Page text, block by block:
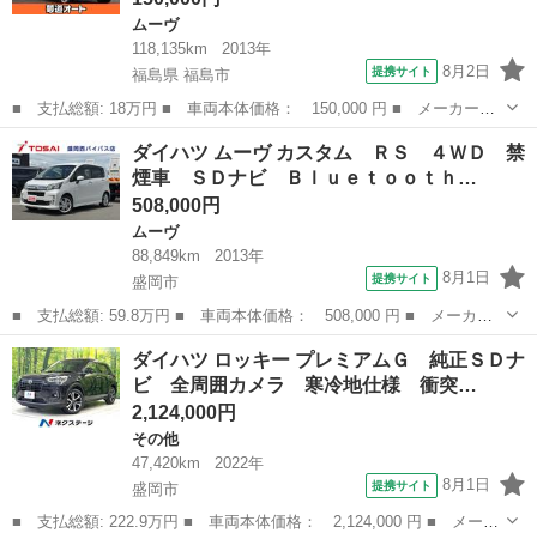
ムーヴ
118,135km
2013年
福島県 福島市
提携サイト 8月2日
■ 支払総額: 18万円 ■ 車両本体価格： 150,000 円 ■ メーカー
名： ダイハツ ■ 車種名： ムーヴ ■ グレード名： Ｘ ＳＡ
修復歴無し スマートキー プッシュスタート アイドリングストッ
プ スマートアシ...
福島 ムーヴ
ダイハツ ムーヴ カスタム ＲＳ ４ＷＤ 禁
煙車 ＳＤナビ Ｂｌｕｅｔｏｏｔｈ…
508,000円
ムーヴ
88,849km
2013年
盛岡市
提携サイト 8月1日
■ 支払総額: 59.8万円 ■ 車両本体価格： 508,000 円 ■ メーカー
名： ダイハツ ■ 車種名： ムーヴ ■ グレード名： カスタム
ＲＳ ４ＷＤ 禁煙車 ＳＤナビ Ｂｌｕｅｔｏｏｔｈ ＤＶＤ再
生 スマートキ...
岩手 盛岡市 ムーヴ
ダイハツ ロッキー プレミアムＧ 純正ＳＤナ
ビ 全周囲カメラ 寒冷地仕様 衝突…
2,124,000円
その他
47,420km
2022年
盛岡市
提携サイト 8月1日
■ 支払総額: 222.9万円 ■ 車両本体価格： 2,124,000 円 ■ メーカ